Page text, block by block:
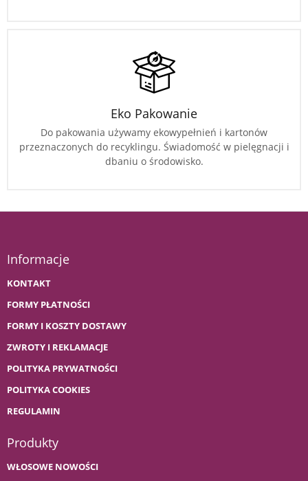
Eko Pakowanie
Do pakowania używamy ekowypełnień i kartonów
przeznaczonych do recyklingu. Świadomość w pielęgnacji i
dbaniu o środowisko.
Informacje
KONTAKT
FORMY PŁATNOŚCI
FORMY I KOSZTY DOSTAWY
ZWROTY I REKLAMACJE
POLITYKA PRYWATNOŚCI
POLITYKA COOKIES
REGULAMIN
Produkty
WŁOSOWE NOWOŚCI